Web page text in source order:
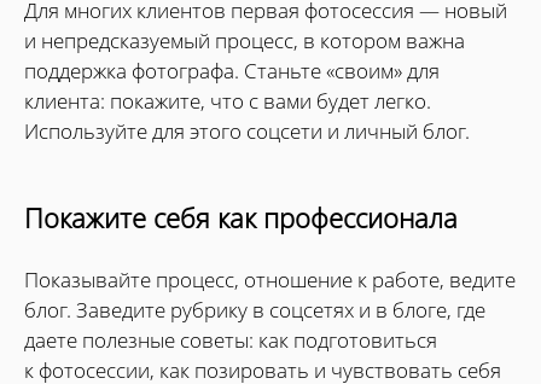
Для многих клиентов первая фотосессия — новый
и непредсказуемый процесс, в котором важна
поддержка фотографа. Станьте «своим» для
клиента: покажите, что с вами будет легко.
Используйте для этого соцсети и личный блог.
Покажите себя как профессионала
Показывайте процесс, отношение к работе, ведите
блог. Заведите рубрику в соцсетях и в блоге, где
даете полезные советы: как подготовиться
к фотосессии, как позировать и чувствовать себя